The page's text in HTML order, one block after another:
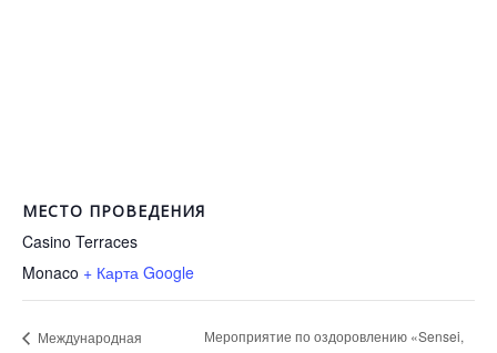
МЕСТО ПРОВЕДЕНИЯ
Casino Terraces
Monaco + Карта Google
Международная
Мероприятие по оздоровлению «Sensei,